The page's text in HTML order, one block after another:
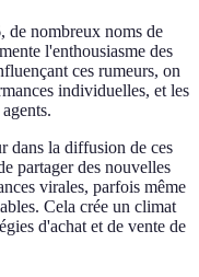
de nombreux noms de
l'enthousiasme des
ces rumeurs, on
individuelles, et les
dans la diffusion de ces
partager des nouvelles
virales, parfois même
Cela crée un climat
d'achat et de vente de